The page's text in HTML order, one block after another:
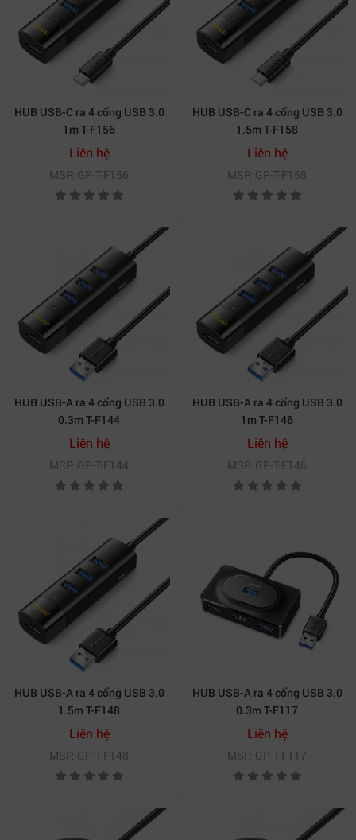
HUB USB-C ra 4 cổng USB 3.0
1m T-F156
Liên hệ
MSP: GP-T-F156
HUB USB-C ra 4 cổng USB 3.0
1.5m T-F158
Liên hệ
MSP: GP-T-F158
HUB USB-A ra 4 cổng USB 3.0
0.3m T-F144
Liên hệ
MSP: GP-T-F144
HUB USB-A ra 4 cổng USB 3.0
1m T-F146
Liên hệ
MSP: GP-T-F146
HUB USB-A ra 4 cổng USB 3.0
1.5m T-F148
Liên hệ
MSP: GP-T-F148
HUB USB-A ra 4 cổng USB 3.0
0.3m T-F117
Liên hệ
MSP: GP-T-F117